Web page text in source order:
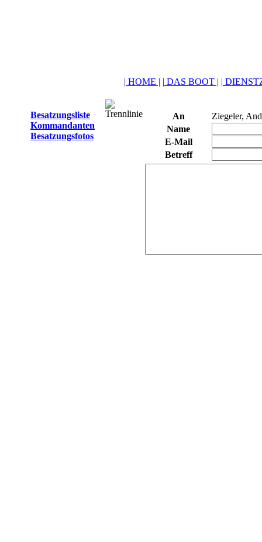
| HOME | | DAS BOOT | |
Besatzungsliste
Kommandanten
Besatzungsfotos
An
Ziegeler,
Name
E-Mail
Betreff